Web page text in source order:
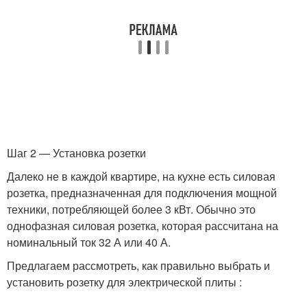
Шаг 2 — Установка розетки
Далеко не в каждой квартире, на кухне есть силовая
розетка, предназначенная для подключения мощной
техники, потребляющей более 3 кВт. Обычно это
однофазная силовая розетка, которая рассчитана на
номинальный ток 32 А или 40 А.
Предлагаем рассмотреть, как правильно выбрать и
установить розетку для электрической плиты :